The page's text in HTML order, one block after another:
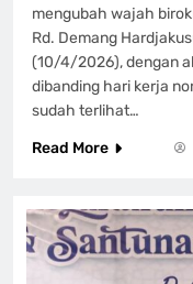
mengubah wajah
Rd. Demang
(10/4/2026), dengan
dibanding hari kerja
sudah terlihat…
Read More